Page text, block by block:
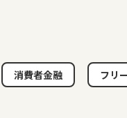
消費者金融 フリ